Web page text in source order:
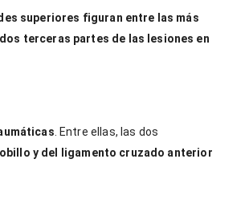
superiores figuran entre las más
dos terceras partes de las lesiones en
. Entre ellas, las dos
y del ligamento cruzado anterior